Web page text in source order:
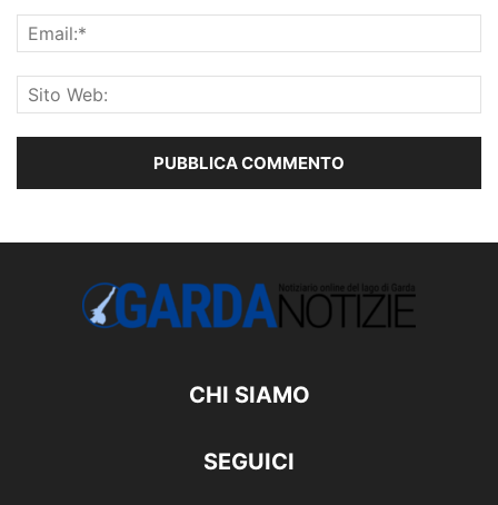
CHI SIAMO
SEGUICI